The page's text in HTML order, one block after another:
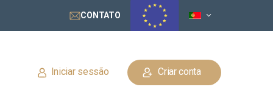
CONTATO
Iniciar sessão Criar conta